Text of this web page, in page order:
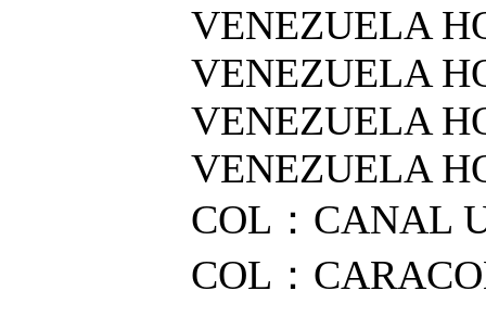
VENEZUELA
VENEZUELA
VENEZUELA
VENEZUELA
COL：CANAL
COL：